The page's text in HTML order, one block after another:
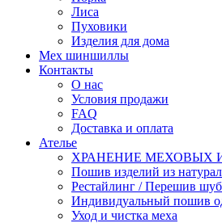
Лиса
Пуховики
Изделия для дома
Мех шиншиллы
Контакты
О нас
Условия продажи
FAQ
Доставка и оплата
Ателье
ХРАНЕНИЕ МЕХОВЫХ
Пошив изделий из
Рестайлинг / Перешив
Индивидуальный пошив
Уход и чистка меха